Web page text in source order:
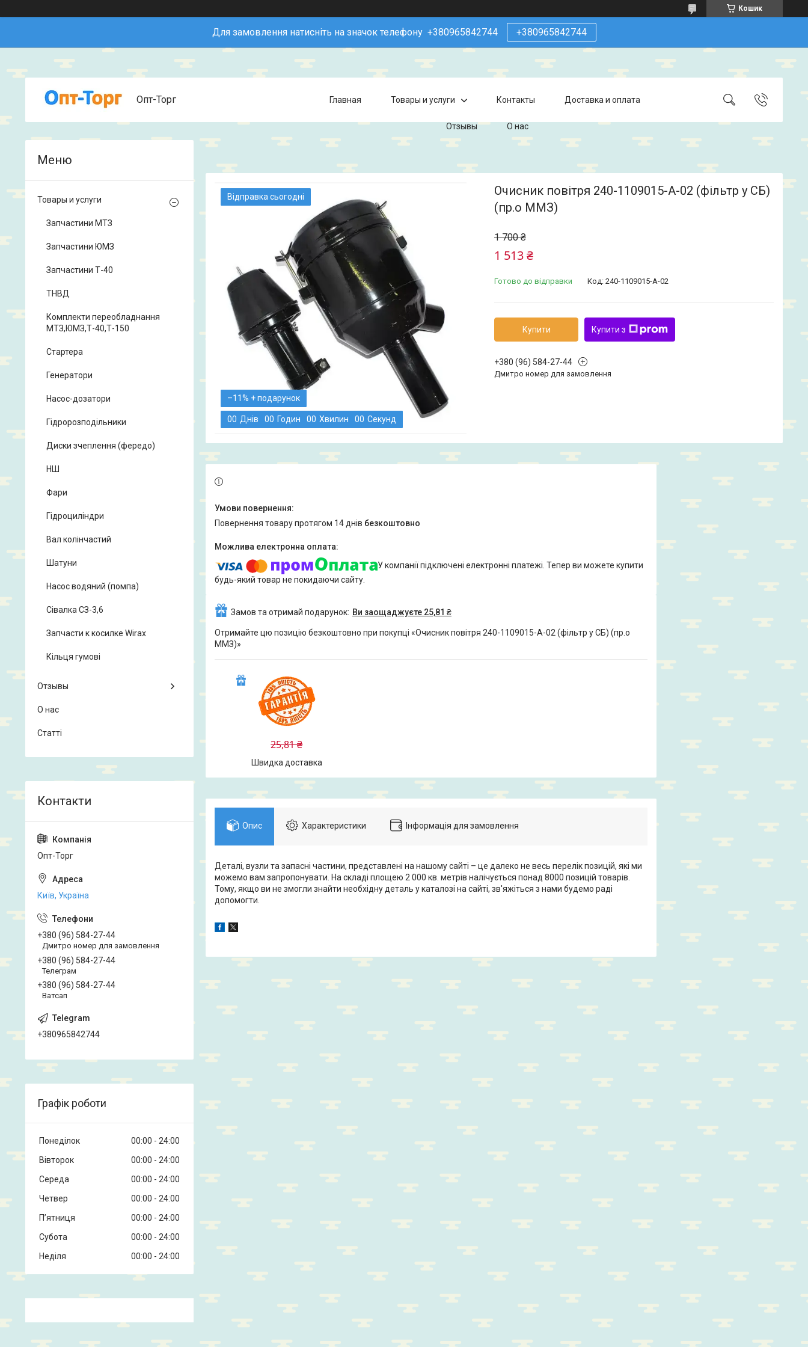
Кошик
Для замовлення натисніть на значок телефону +380965842744 +380965842744
Опт-Торг Главная Товары и услуги Контакты Доставка и оплата
Отзывы О нас
Відправка сьогодні
–11%
00 Днів 00 Годин 00 Хвилин 00 Секунд
Очисник повітря 240-1109015-А-02 (фільтр у СБ)
(пр.о ММЗ)
1 700 ₴
1 513 ₴
Готово до відправки Код: 240-1109015-А-02
Купити Купити з
+380 (96) 584-27-44
Дмитро номер для замовлення
повернення товару протягом 14 днів безкоштовно
У компанії підключені електронні платежі. Тепер ви можете купити
будь-який товар не покидаючи сайту.
Замов та отримай подарунок Ви заощаджуєте 25,81 ₴
Отримайте цю позицію безкоштовно при покупці «Очисник повітря 240-1109015-А-02 (фільтр у СБ) (пр.о
ММЗ)»
25,81 ₴
Швидка доставка
Опис Характеристики Інформація для замовлення
Деталі, вузли та запасні частини, представлені на нашому сайті – це далеко не весь перелік позицій, які ми
можемо вам запропонувати. На складі площею 2 000 кв. метрів налічується понад 8000 позицій товарів.
Тому, якщо ви не змогли знайти необхідну деталь у каталозі на сайті, зв'яжіться з нами будемо раді
допомогти.
Товары и услуги
Запчастини МТЗ
Запчастини ЮМЗ
Запчастини Т-40
ТНВД
Комплекти переобладнання
МТЗ,ЮМЗ,Т-40,Т-150
Стартера
Генератори
Насос-дозатори
Гідророзподільники
Диски зчеплення (фередо)
НШ
Фари
Гідроциліндри
Вал колінчастий
Шатуни
Насос водяний (помпа)
Сівалка СЗ-3,6
Запчасти к косилке Wirax
Кільця гумові
Отзывы
О нас
Статті
Опт-Торг
Київ, Україна
+380 (96) 584-27-44
Дмитро номер для замовлення
+380 (96) 584-27-44
Телеграм
+380 (96) 584-27-44
Ватсап
+380965842744
Графік роботи
Понеділок 00:00
24:00
Вівторок
00:00
24:00
Середа
00:00
24:00
Четвер
00:00
24:00
Пʼятниця
00:00
24:00
Субота
00:00
24:00
Неділя
00:00 24:00